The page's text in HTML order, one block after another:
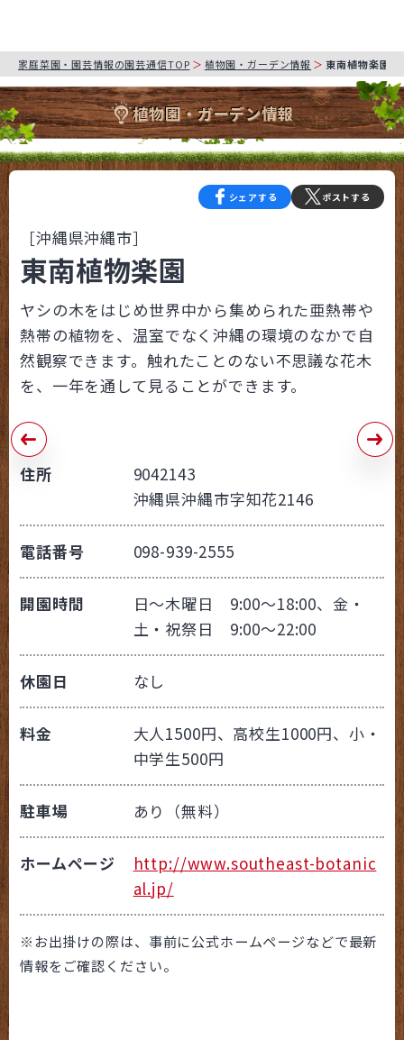
家庭菜園・園芸情報の園芸通信TOP 植物園・ガーデン情報 東南植物楽園
植物園・ガーデン情報
シェアする ポストする
［沖縄県沖縄市］
東南植物楽園
ヤシの木をはじめ世界中から集められた亜熱帯や
熱帯の植物を、温室でなく沖縄の環境のなかで自
然観察できます。触れたことのない不思議な花木
を、一年を通して見ることができます。
住所
9042143
沖縄県沖縄市字知花2146
電話番号 098-939-2555
開園時間
日～木曜日 9:00～18:00、金・
土・祝祭日 9:00～22:00
休園日 なし
料金
大人1500円、高校生1000円、小・
中学生500円
駐車場 あり（無料）
ホームページ
http://www.southeast-botanic
al.jp/
※お出掛けの際は、事前に公式ホームページなどで最新
情報をご確認ください。